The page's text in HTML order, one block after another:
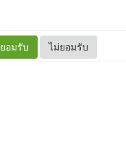
ยอมรับ ไม่ยอมรับ